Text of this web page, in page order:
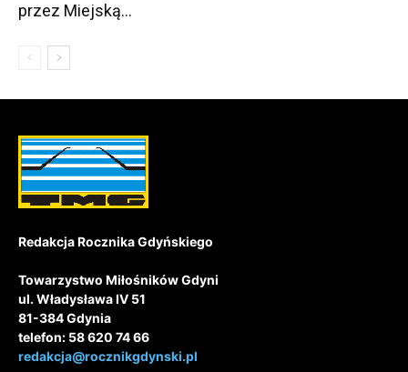
przez Miejską...
Redakcja Rocznika Gdyńskiego
Towarzystwo Miłośników Gdyni
ul. Władysława IV 51
81-384 Gdynia
telefon: 58 620 74 66
redakcja@rocznikgdynski.pl